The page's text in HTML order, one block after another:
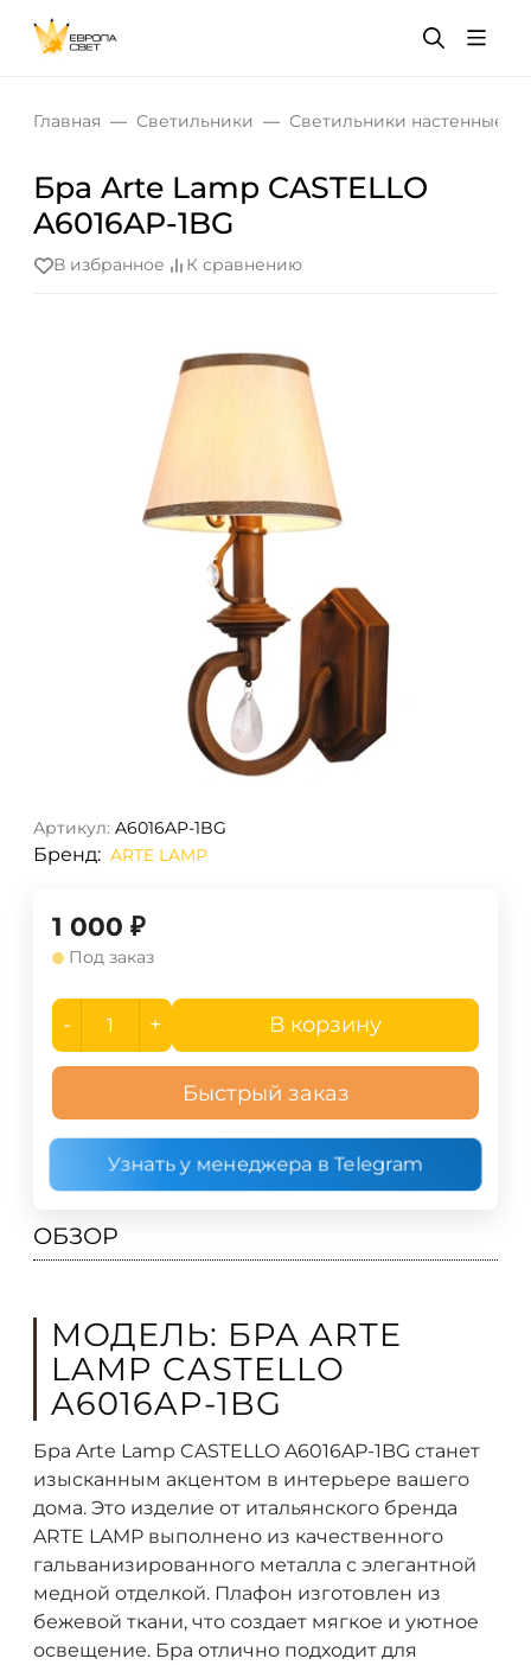
Главная Светильники Светильники настенные
Бра Arte Lamp CASTELLO
A6016AP-1BG
В избранное К сравнению
Артикул: A6016AP-1BG
Бренд: ARTE LAMP
1 000 ₽
Под заказ
- + В корзину
Быстрый заказ
Узнать у менеджера в Telegram
ОБЗОР
МОДЕЛЬ: БРА ARTE
LAMP CASTELLO
A6016AP-1BG
Бра Arte Lamp CASTELLO A6016AP-1BG станет
изысканным акцентом в интерьере вашего
дома. Это изделие от итальянского бренда
ARTE LAMP выполнено из качественного
гальванизированного металла с элегантной
медной отделкой. Плафон изготовлен из
бежевой ткани, что создает мягкое и уютное
освещение. Бра отлично подходит для